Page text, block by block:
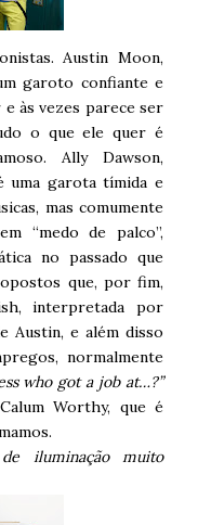
Austin Moon,
garoto confiante e
às vezes parece ser
o que ele quer é
Ally Dawson,
uma garota tímida e
mas comumente
“medo de palco”,
no passado que
que, por fim,
interpretada por
Austin, e além disso
normalmente
who got a job at…?”
Worthy, que é
iluminação muito